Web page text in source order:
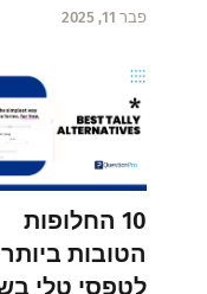
פבר 11, 2025
10 החלופות
הטובות ביותר
לטפסי טלי